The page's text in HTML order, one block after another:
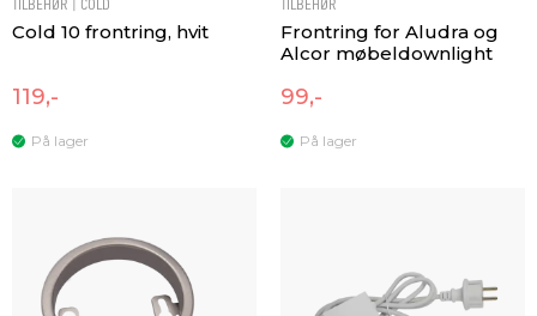
TILBEHØR | COLD
Cold 10 frontring, hvit
119,-
På lager
TILBEHØR
Frontring for Aludra og
Alcor møbeldownlight
99,-
På lager